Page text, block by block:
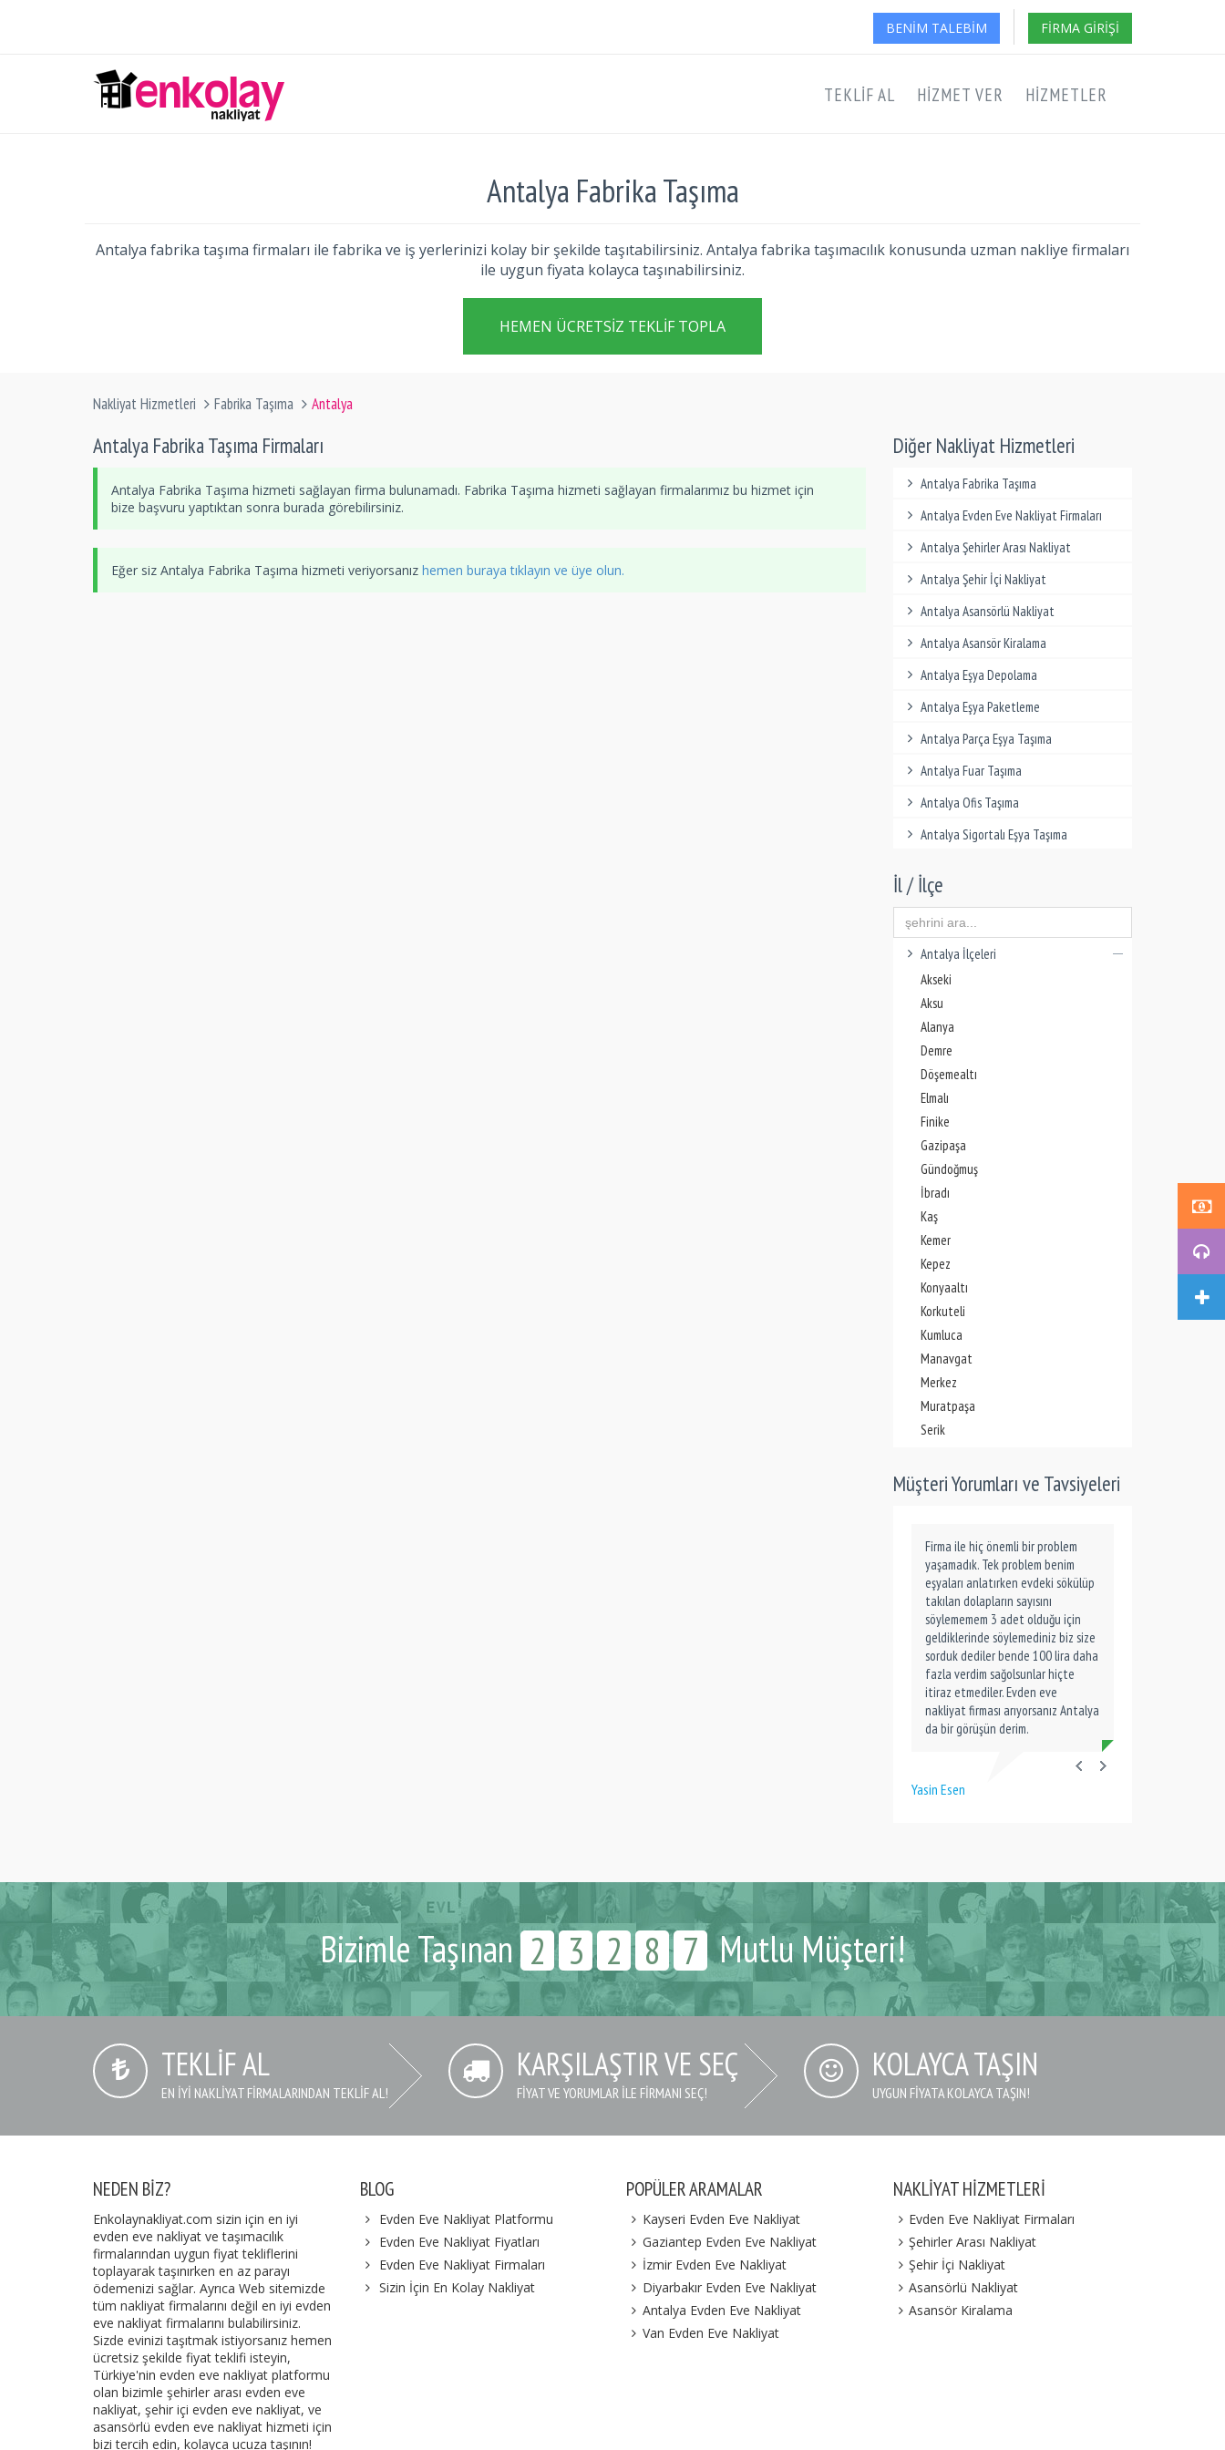
BENIM TALEBIM FIRMA GIRIŞI
TEKLIF AL HIZMET VER HIZMETLER
Antalya Fabrika Taşıma
Antalya fabrika taşıma firmaları ile fabrika ve iş yerlerinizi kolay bir şekilde taşıtabilirsiniz. Antalya fabrika taşımacılık konusunda uzman nakliye firmaları
ile uygun fiyata kolayca taşınabilirsiniz.
HEMEN ÜCRETSIZ TEKLIF TOPLA
Nakliyat Hizmetleri Fabrika Taşıma Antalya
Antalya Fabrika Taşıma Firmaları
Antalya Fabrika Taşıma hizmeti sağlayan firma bulunamadı. Fabrika Taşıma hizmeti sağlayan firmalarımız bu hizmet için
bize başvuru yaptıktan sonra burada görebilirsiniz.
Eğer siz Antalya Fabrika Taşıma hizmeti veriyorsanız hemen buraya tıklayın ve üye olun.
Diğer Nakliyat Hizmetleri
Antalya Fabrika Taşıma
Antalya Evden Eve Nakliyat Firmaları
Antalya Şehirler Arası Nakliyat
Antalya Şehir İçi Nakliyat
Antalya Asansörlü Nakliyat
Antalya Asansör Kiralama
Antalya Eşya Depolama
Antalya Eşya Paketleme
Antalya Parça Eşya Taşıma
Antalya Fuar Taşıma
Antalya Ofis Taşıma
Antalya Sigortalı Eşya Taşıma
İl / İlçe
Antalya İlçeleri
Akseki
Aksu
Alanya
Demre
Döşemealtı
Elmalı
Finike
Gazipaşa
Gündoğmuş
İbradı
Kaş
Kemer
Kepez
Konyaaltı
Korkuteli
Kumluca
Manavgat
Merkez
Muratpaşa
Serik
Müşteri Yorumları ve Tavsiyeleri
Firma ile hiç önemli bir problem
yaşamadık. Tek problem benim
eşyaları anlatırken evdeki sökülüp
takılan dolapların sayısını
söylememem 3 adet olduğu için
geldiklerinde söylemediniz biz size
sorduk dediler bende 100 lira daha
fazla verdim sağolsunlar hiçte
itiraz etmediler. Evden eve
nakliyat firması arıyorsanız Antalya
da bir görüşün derim.
Yasin Esen
Bizimle Taşınan 2 3 2 8 7 Mutlu Müşteri!
TEKLIF AL
EN IYI NAKLIYAT FIRMALARINDAN TEKLIF AL!
KARŞILAŞTIR VE SEÇ
FIYAT VE YORUMLAR İLE FIRMANI SEÇ!
KOLAYCA TAŞIN
UYGUN FIYATA KOLAYCA TAŞIN!
NEDEN BIZ?
Enkolaynakliyat.com sizin için en iyi
evden eve nakliyat ve taşımacılık
firmalarından uygun fiyat tekliflerini
toplayarak taşınırken en az parayı
ödemenizi sağlar. Ayrıca Web sitemizde
tüm nakliyat firmalarını değil en iyi evden
eve nakliyat firmalarını bulabilirsiniz.
Sizde evinizi taşıtmak istiyorsanız hemen
ücretsiz şekilde fiyat teklifi isteyin,
Türkiye'nin evden eve nakliyat platformu
olan bizimle şehirler arası evden eve
nakliyat, şehir içi evden eve nakliyat, ve
asansörlü evden eve nakliyat hizmeti için
bizi tercih edin, kolayca ucuza taşının!
BLOG
Evden Eve Nakliyat Platformu
Evden Eve Nakliyat Fiyatları
Evden Eve Nakliyat Firmaları
Sizin İçin En Kolay Nakliyat
POPÜLER ARAMALAR
Kayseri Evden Eve Nakliyat
Gaziantep Evden Eve Nakliyat
İzmir Evden Eve Nakliyat
Diyarbakır Evden Eve Nakliyat
Antalya Evden Eve Nakliyat
Van Evden Eve Nakliyat
NAKLIYAT HIZMETLERI
Evden Eve Nakliyat Firmaları
Şehirler Arası Nakliyat
Şehir İçi Nakliyat
Asansörlü Nakliyat
Asansör Kiralama